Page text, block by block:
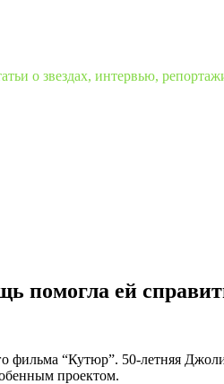
о звездах, интервью,
помогла ей
“Кутюр”. 50-летняя Джоли
проектом.